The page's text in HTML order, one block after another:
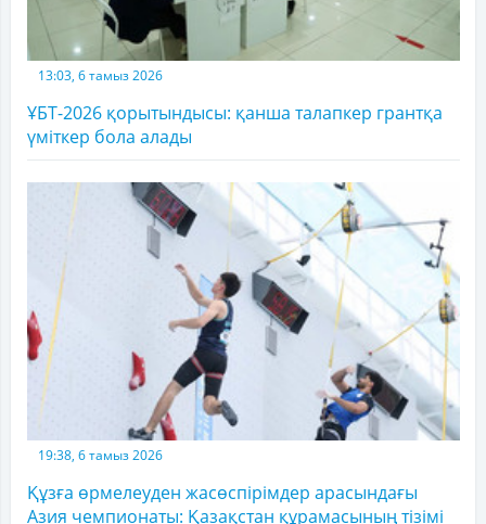
13:03, 6 тамыз 2026
ҰБТ-2026 қорытындысы: қанша талапкер грантқа
үміткер бола алады
19:38, 6 тамыз 2026
Құзға өрмелеуден жасөспірімдер арасындағы
Азия чемпионаты: Қазақстан құрамасының тізімі